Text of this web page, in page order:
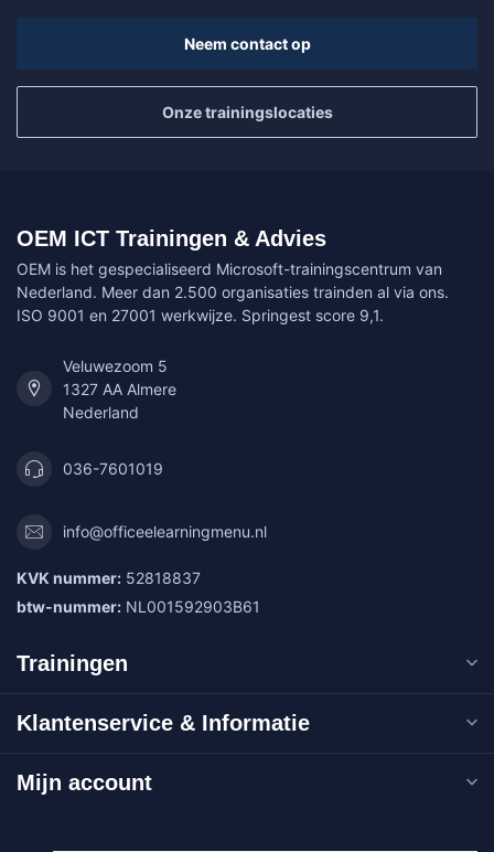
Neem contact op
Onze trainingslocaties
OEM ICT Trainingen & Advies
OEM is het gespecialiseerd Microsoft-trainingscentrum van
Nederland. Meer dan 2.500 organisaties trainden al via ons.
ISO 9001 en 27001 werkwijze. Springest score 9,1.
Veluwezoom 5
1327 AA Almere
Nederland
036-7601019
info@officeelearningmenu.nl
KVK nummer: 52818837
btw-nummer: NL001592903B61
Trainingen
Klantenservice & Informatie
Mijn account